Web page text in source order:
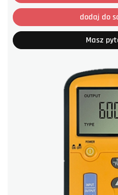
dodaj do
Masz